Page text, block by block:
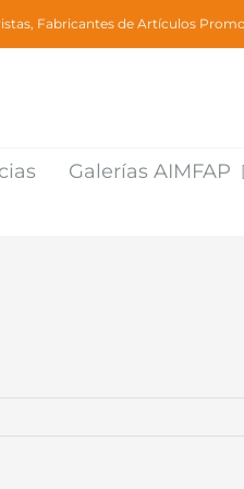
Fabricantes de Artículos
Galerías AIMFAP